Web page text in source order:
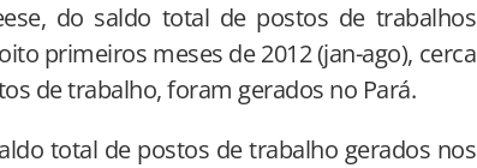
do saldo total de postos de trabalhos
primeiros meses de 2012 (jan-ago), cerca
de trabalho, foram gerados no Pará.
total de postos de trabalho gerados nos